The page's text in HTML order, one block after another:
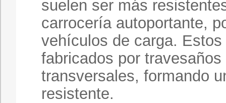
suelen ser más
carrocería autoportante,
vehículos de carga.
fabricados por
transversales, formando
resistente.